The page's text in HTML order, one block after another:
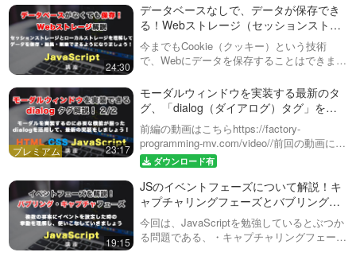
24:30
データベースなしで、データが保存でき
る！Webストレージ（セッションストレ
ージ・ローカルストレージ）について解
説！
今までもCookie（クッキー）という技術
で、Webにデータを保存することはできまし
ば、さらに大きなデータを長期間保存可能と
なりました。この動画では・Ses…
23:17
モーダルウィンドウを実装する最新のタ
グ、「dialog（ダイアログ）タグ」を活
用した実装！全２回 後編
前編の動画はこちらhttps://factory-
programming-mv.com/video//前回の動画に続
き、モーダル画面を作成しています。モバイ
ルウィンドウの開閉とアニメーションに焦点
を…
ダウンロード有
19:15
JSのイベントフェーズについて解説！キ
ャプチャリングフェーズとバブリングフ
ェーズとは？
今回は、JavaScriptを勉強しているとぶつか
る問題である、・キャプチャリングフェーズ